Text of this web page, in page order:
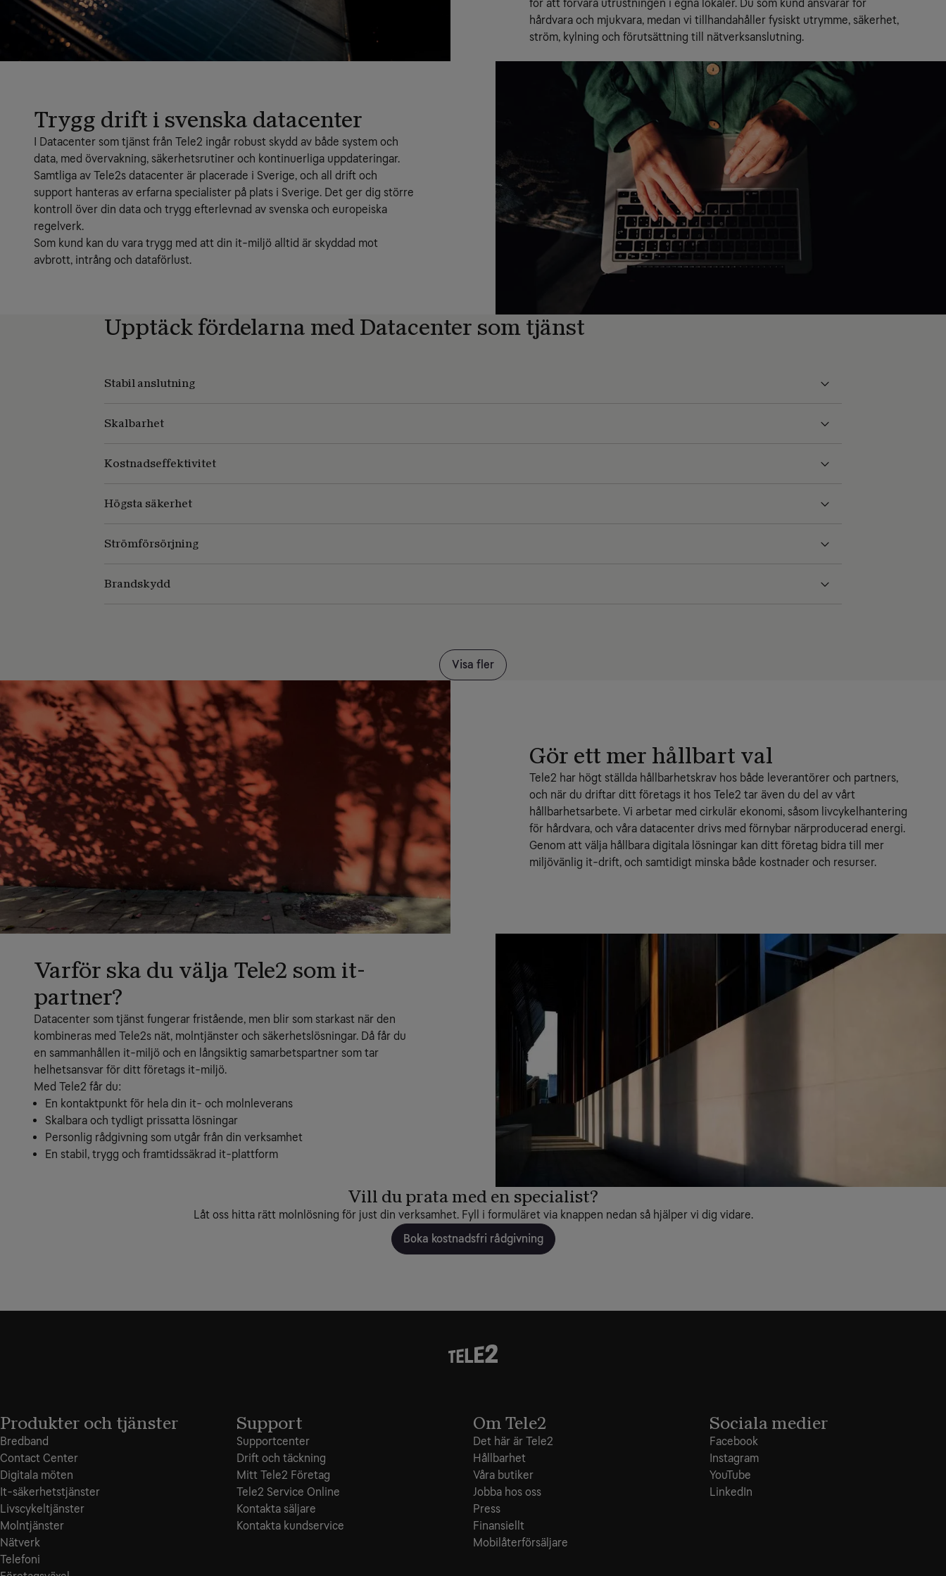
för att förvara utrustningen i egna lokaler. Du som kund ansvarar för
hårdvara och mjukvara, medan vi tillhandahåller fysiskt utrymme, säkerhet,
ström, kylning och förutsättning till nätverksanslutning.
Trygg drift i svenska datacenter
I Datacenter som tjänst från Tele2 ingår robust skydd av både system och
data, med övervakning, säkerhetsrutiner och kontinuerliga uppdateringar.
Samtliga av Tele2s datacenter är placerade i Sverige, och all drift och
support hanteras av erfarna specialister på plats i Sverige. Det ger dig större
kontroll över din data och trygg efterlevnad av svenska och europeiska
regelverk.
Som kund kan du vara trygg med att din it-miljö alltid är skyddad mot
avbrott, intrång och dataförlust.
Upptäck fördelarna med Datacenter som tjänst
Stabil anslutning
Skalbarhet
Kostnadseffektivitet
Högsta säkerhet
Strömförsörjning
Brandskydd
Visa fler
Gör ett mer hållbart val
Tele2 har högt ställda hållbarhetskrav hos både leverantörer och partners,
och när du driftar ditt företags it hos Tele2 tar även du del av vårt
hållbarhetsarbete. Vi arbetar med cirkulär ekonomi, såsom livcykelhantering
för hårdvara, och våra datacenter drivs med förnybar närproducerad energi.
Genom att välja hållbara digitala lösningar kan ditt företag bidra till mer
miljövänlig it-drift, och samtidigt minska både kostnader och resurser.
Varför ska du välja Tele2 som it-
partner?
Datacenter som tjänst fungerar fristående, men blir som starkast när den
kombineras med Tele2s nät, molntjänster och säkerhetslösningar. Då får du
en sammanhållen it-miljö och en långsiktig samarbetspartner som tar
helhetsansvar för ditt företags it-miljö.
Med Tele2 får du:
En kontaktpunkt för hela din it- och molnleverans
Skalbara och tydligt prissatta lösningar
Personlig rådgivning som utgår från din verksamhet
En stabil, trygg och framtidssäkrad it-plattform
Vill du prata med en specialist?
Låt oss hitta rätt molnlösning för just din verksamhet. Fyll i formuläret via knappen nedan så hjälper vi dig vidare.
Boka kostnadsfri rådgivning
Produkter och tjänster
Bredband
Contact Center
Digitala möten
It-säkerhetstjänster
Livscykeltjänster
Molntjänster
Nätverk
Telefoni
Support
Supportcenter
Drift och täckning
Mitt Tele2 Företag
Tele2 Service Online
Kontakta säljare
Kontakta kundservice
Om Tele2
Det här är Tele2
Hållbarhet
Våra butiker
Jobba hos oss
Press
Finansiellt
Mobilåterförsäljare
Sociala medier
Facebook
Instagram
YouTube
LinkedIn